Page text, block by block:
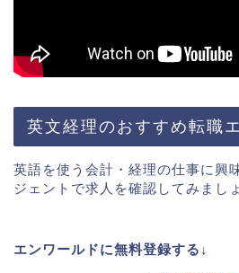
英文経理のおすすめ転職
英語を使う会計・経理の仕事に興
ジェントで求人を確認してみまし
エンワールドに無料登録する↓